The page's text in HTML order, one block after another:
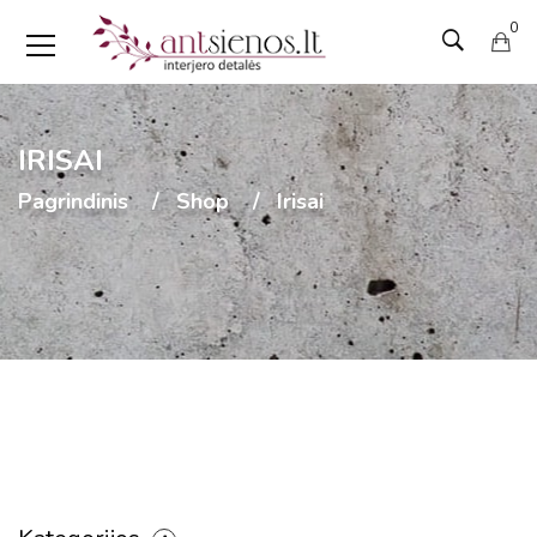
0
IRISAI
Pagrindinis Shop Irisai